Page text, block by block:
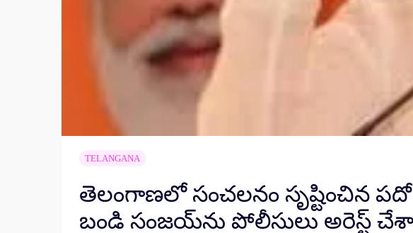
TELANGANA
తెలంగాణలో సంచలనం సృష్టించిన పదో
బండి సంజయ్‌ను పోలీసులు అరెస్ట్‌